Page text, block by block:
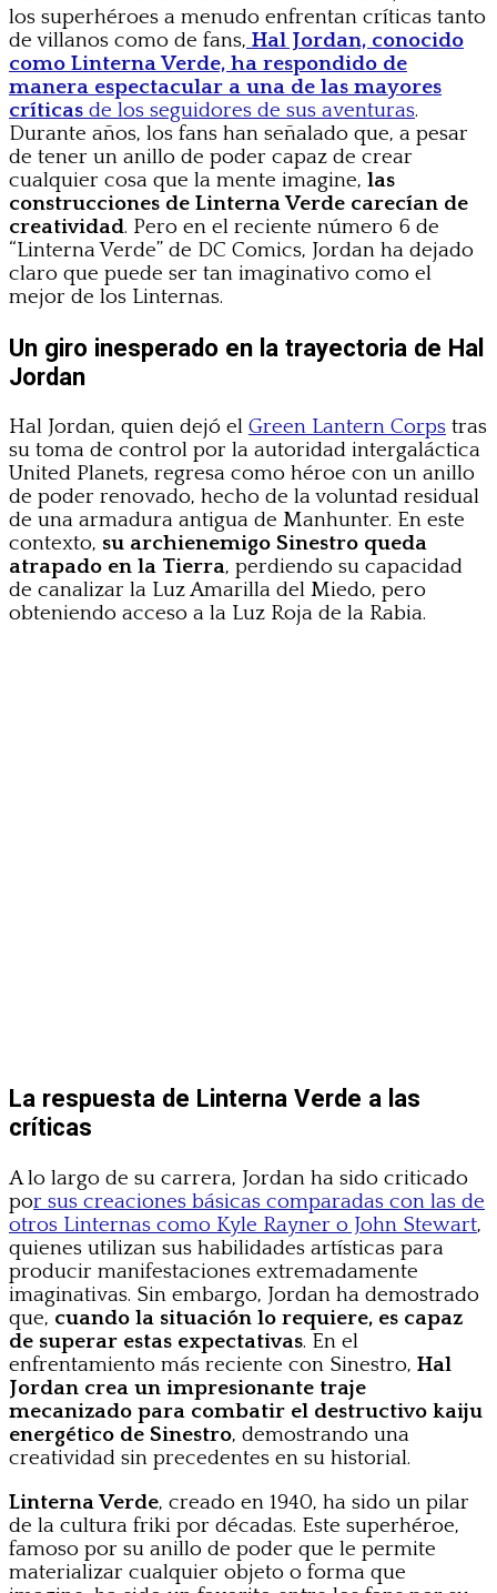
los superhéroes a menudo enfrentan críticas tanto
de villanos como de fans, Hal Jordan, conocido
como Linterna Verde, ha respondido de
manera espectacular a una de las mayores
críticas de los seguidores de sus aventuras.
Durante años, los fans han señalado que, a pesar
de tener un anillo de poder capaz de crear
cualquier cosa que la mente imagine, las
construcciones de Linterna Verde carecían de
creatividad. Pero en el reciente número 6 de
“Linterna Verde” de DC Comics, Jordan ha dejado
claro que puede ser tan imaginativo como el
mejor de los Linternas.
Un giro inesperado en la trayectoria de Hal
Jordan
Hal Jordan, quien dejó el Green Lantern Corps tras
su toma de control por la autoridad intergaláctica
United Planets, regresa como héroe con un anillo
de poder renovado, hecho de la voluntad residual
de una armadura antigua de Manhunter. En este
contexto, su archienemigo Sinestro queda
atrapado en la Tierra, perdiendo su capacidad
de canalizar la Luz Amarilla del Miedo, pero
obteniendo acceso a la Luz Roja de la Rabia.
La respuesta de Linterna Verde a las
críticas
A lo largo de su carrera, Jordan ha sido criticado
por sus creaciones básicas comparadas con las de
otros Linternas como Kyle Rayner o John Stewart,
quienes utilizan sus habilidades artísticas para
producir manifestaciones extremadamente
imaginativas. Sin embargo, Jordan ha demostrado
que, cuando la situación lo requiere, es capaz
de superar estas expectativas. En el
enfrentamiento más reciente con Sinestro, Hal
Jordan crea un impresionante traje
mecanizado para combatir el destructivo kaiju
energético de Sinestro, demostrando una
creatividad sin precedentes en su historial.
Linterna Verde, creado en 1940, ha sido un pilar
de la cultura friki por décadas. Este superhéroe,
famoso por su anillo de poder que le permite
materializar cualquier objeto o forma que